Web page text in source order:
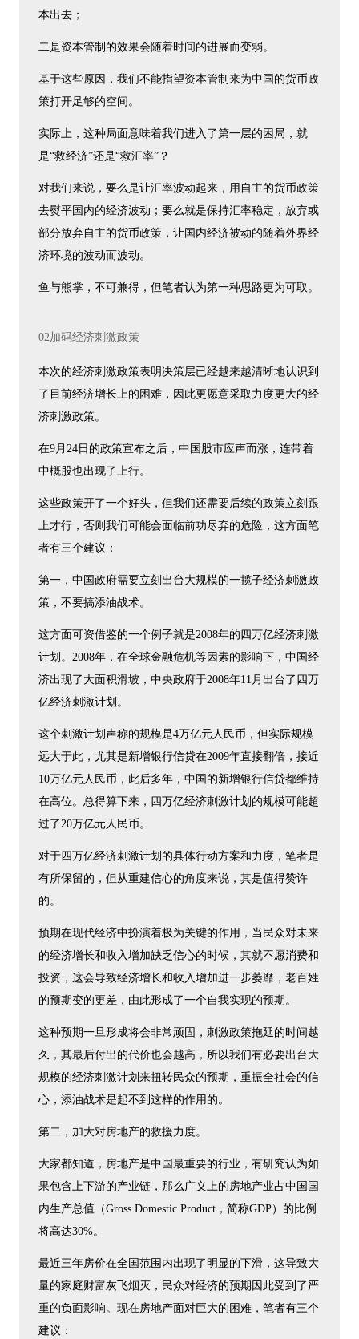
本出去；
二是资本管制的效果会随着时间的进展而变弱。
基于这些原因，我们不能指望资本管制来为中国的货币政
策打开足够的空间。
实际上，这种局面意味着我们进入了第一层的困局，就
是“救经济”还是“救汇率”？
对我们来说，要么是让汇率波动起来，用自主的货币政策
去熨平国内的经济波动；要么就是保持汇率稳定，放弃或
部分放弃自主的货币政策，让国内经济被动的随着外界经
济环境的波动而波动。
鱼与熊掌，不可兼得，但笔者认为第一种思路更为可取。
02加码经济刺激政策
本次的经济刺激政策表明决策层已经越来越清晰地认识到
了目前经济增长上的困难，因此更愿意采取力度更大的经
济刺激政策。
在9月24日的政策宣布之后，中国股市应声而涨，连带着
中概股也出现了上行。
这些政策开了一个好头，但我们还需要后续的政策立刻跟
上才行，否则我们可能会面临前功尽弃的危险，这方面笔
者有三个建议：
第一，中国政府需要立刻出台大规模的一揽子经济刺激政
策，不要搞添油战术。
这方面可资借鉴的一个例子就是2008年的四万亿经济刺激
计划。2008年，在全球金融危机等因素的影响下，中国经
济出现了大面积滑坡，中央政府于2008年11月出台了四万
亿经济刺激计划。
这个刺激计划声称的规模是4万亿元人民币，但实际规模
远大于此，尤其是新增银行信贷在2009年直接翻倍，接近
10万亿元人民币，此后多年，中国的新增银行信贷都维持
在高位。总得算下来，四万亿经济刺激计划的规模可能超
过了20万亿元人民币。
对于四万亿经济刺激计划的具体行动方案和力度，笔者是
有所保留的，但从重建信心的角度来说，其是值得赞许
的。
预期在现代经济中扮演着极为关键的作用，当民众对未来
的经济增长和收入增加缺乏信心的时候，其就不愿消费和
投资，这会导致经济增长和收入增加进一步萎靡，老百姓
的预期变的更差，由此形成了一个自我实现的预期。
这种预期一旦形成将会非常顽固，刺激政策拖延的时间越
久，其最后付出的代价也会越高，所以我们有必要出台大
规模的经济刺激计划来扭转民众的预期，重振全社会的信
心，添油战术是起不到这样的作用的。
第二，加大对房地产的救援力度。
大家都知道，房地产是中国最重要的行业，有研究认为如
果包含上下游的产业链，那么广义上的房地产业占中国国
内生产总值（Gross Domestic Product，简称GDP）的比例
将高达30%。
最近三年房价在全国范围内出现了明显的下滑，这导致大
量的家庭财富灰飞烟灭，民众对经济的预期因此受到了严
重的负面影响。现在房地产面对巨大的困难，笔者有三个
建议：